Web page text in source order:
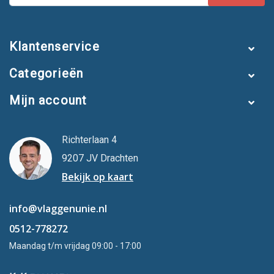
Inclusief afstandsbediening
Vooraf in te stellen
Incl. deelbare vlaggenmast*
iedere gewenste locatie in de tuin geplaatst kan worden.
Aantal LED-lampjes en verschillende
kleuren
Klantenservice
Categorieën
Mijn account
Richterlaan 4
9207 JV Drachten
Bekijk op kaart
info@vlaggenunie.nl
0512-778272
Maandag t/m vrijdag 09:00 - 17:00